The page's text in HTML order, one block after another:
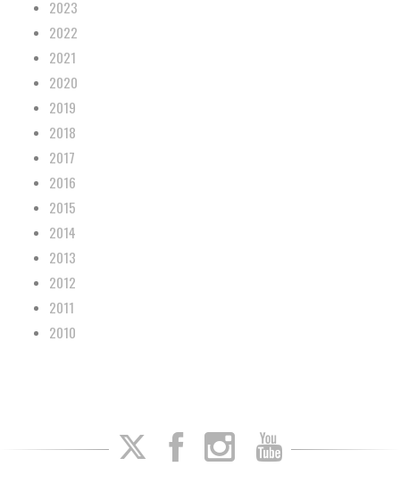
2023
2022
2021
2020
2019
2018
2017
2016
2015
2014
2013
2012
2011
2010